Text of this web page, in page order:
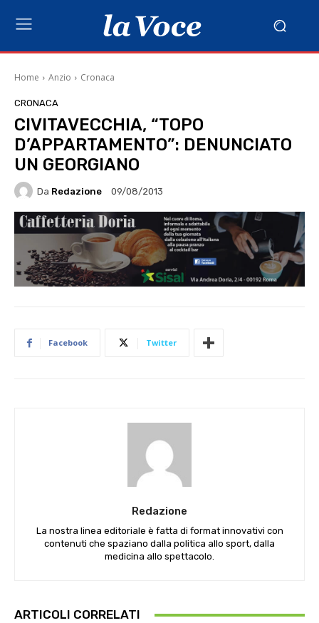
Home Anzio Cronaca
CRONACA
CIVITAVECCHIA, “TOPO
D’APPARTAMENTO”: DENUNCIATO
UN GEORGIANO
Da Redazione 09/08/2013
Facebook Twitter
Redazione
La nostra linea editoriale è fatta di format innovativi con
contenuti che spaziano dalla politica allo sport, dalla
medicina allo spettacolo.
ARTICOLI CORRELATI